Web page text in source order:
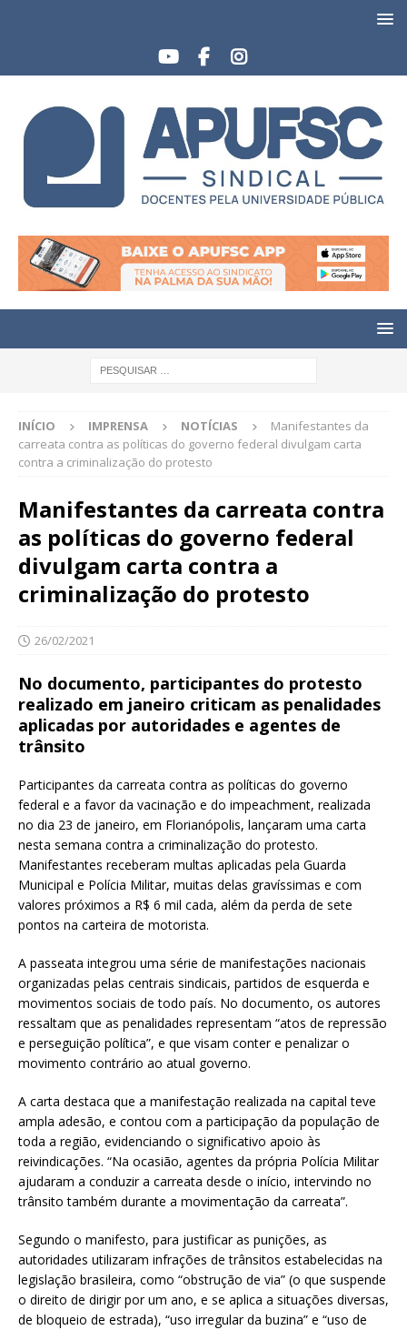
INÍCIO IMPRENSA NOTÍCIAS
Manifestantes da
carreata contra as políticas do governo federal divulgam carta
contra a criminalização do protesto
Manifestantes da carreata contra
as políticas do governo federal
divulgam carta contra a
criminalização do protesto
26/02/2021
No documento, participantes do protesto
realizado em janeiro criticam as penalidades
aplicadas por autoridades e agentes de
trânsito
Participantes da carreata contra as políticas do governo
federal e a favor da vacinação e do impeachment, realizada
no dia 23 de janeiro, em Florianópolis, lançaram uma carta
nesta semana contra a criminalização do protesto.
Manifestantes receberam multas aplicadas pela Guarda
Municipal e Polícia Militar, muitas delas gravíssimas e com
valores próximos a R$ 6 mil cada, além da perda de sete
pontos na carteira de motorista.
A passeata integrou uma série de manifestações nacionais
organizadas pelas centrais sindicais, partidos de esquerda e
movimentos sociais de todo país. No documento, os autores
ressaltam que as penalidades representam “atos de repressão
e perseguição política”, e que visam conter e penalizar o
movimento contrário ao atual governo.
A carta destaca que a manifestação realizada na capital teve
ampla adesão, e contou com a participação da população de
toda a região, evidenciando o significativo apoio às
reivindicações. “Na ocasião, agentes da própria Polícia Militar
ajudaram a conduzir a carreata desde o início, intervindo no
trânsito também durante a movimentação da carreata”.
Segundo o manifesto, para justificar as punições, as
autoridades utilizaram infrações de trânsitos estabelecidas na
legislação brasileira, como “obstrução de via” (o que suspende
o direito de dirigir por um ano, e se aplica a situações diversas,
de bloqueio de estrada), “uso irregular da buzina” e “uso de